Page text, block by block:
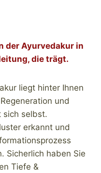
der Ayurvedakur in
die trägt.
liegt hinter Ihnen
und
sich selbst.
erkannt und
Sicherlich haben Sie
Tiefe &